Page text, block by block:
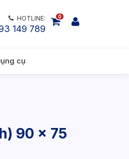
HOTLINE:
149 789
0
cụ
90 x 75